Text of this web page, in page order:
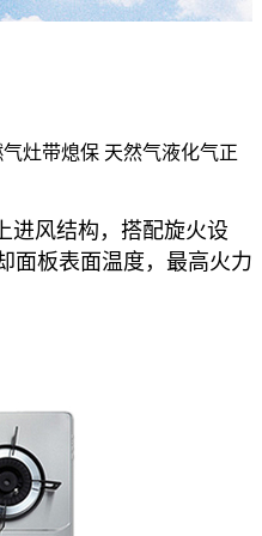
灶带熄保 天然气液化气正
进风结构，搭配旋火设
面板表面温度，最高火力